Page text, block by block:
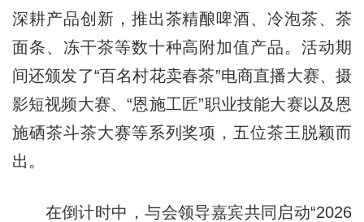
深耕产品创新，推出茶精酿啤酒、冷泡茶、茶
面条、冻干茶等数十种高附加值产品。活动期
间还颁发了“百名村花卖春茶”电商直播大赛、摄
影短视频大赛、“恩施工匠”职业技能大赛以及恩
施硒茶斗茶大赛等系列奖项，五位茶王脱颖而
出。
在倒计时中，与会领导嘉宾共同启动“2026